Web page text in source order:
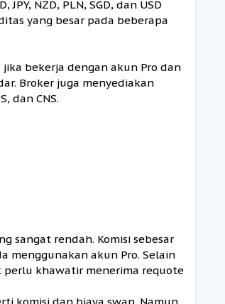
JPY, NZD, PLN, SGD, dan USD
yang besar pada beberapa
bekerja dengan akun Pro dan
Broker juga menyediakan
dan CNS.
sangat rendah. Komisi sebesar
menggunakan akun Pro. Selain
perlu khawatir menerima requote